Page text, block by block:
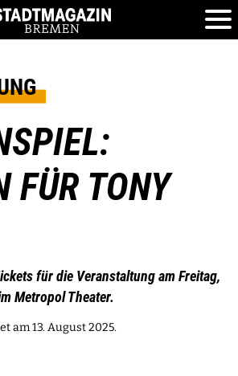
FÜR TONY
für die Veranstaltung am Freitag,
Metropol Theater.
am 13. August 2025.